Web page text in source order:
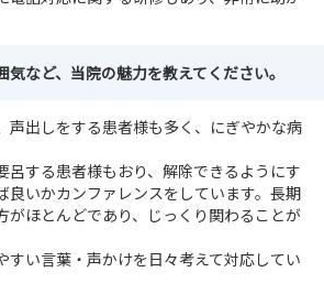
気など、当院の魅力を教えてください。
声出しをする患者様も多く、にぎやかな病
呂する患者様もおり、解除できるようにす
良いかカンファレンスをしています。長期
がほとんどであり、じっくり関わることが
すい言葉・声かけを日々考えて対応してい